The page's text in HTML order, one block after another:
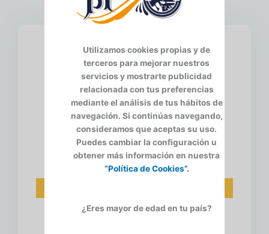
Martinete
30 ml (1 oz) Moscos
60 ml (2 oz) Tequila Blanco
30 ml (1 oz) Jugo de Apio
15 ml (0.50 oz) Jugo de Limón
15 ml (0.50 oz) Jugo de Naranja
Mezclar los ingredientes en una coctelera con
Utilizamos cookies propias y de
terceros para mejorar nuestros
servicios y mostrarte publicidad
relacionada con tus preferencias
mediante el análisis de tus hábitos de
navegación. Si continúas navegando,
consideramos que aceptas su uso.
Puedes cambiar la configuración u
obtener más información en nuestra
“Política de Cookies”.
¿Eres mayor de edad en tu país?